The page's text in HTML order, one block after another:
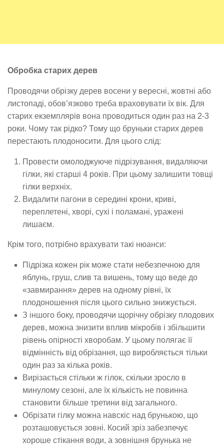
Обробка старих дерев
Проводячи обрізку дерев восени у вересні, жовтні або
листопаді, обов’язково треба враховувати їх вік. Для
старих екземплярів вона проводиться один раз на 2-3
роки. Чому так рідко? Тому що бруньки старих дерев
перестають плодоносити. Для цього слід:
Провести омолоджуюче підрізування, видаляючи
гілки, які старші 4 років. При цьому залишити товщі
гілки верхніх.
Видалити пагони в середині крони, криві,
переплетені, хворі, сухі і поламані, уражені
лишаєм.
Крім того, потрібно врахувати такі нюанси:
Підрізка кожен рік може стати небезпечною для
яблунь, груш, слив та вишень, тому що веде до
«завмирання» дерев на одному рівні, їх
плодоношення після цього сильно знижується.
З іншого боку, проводячи щорічну обрізку плодових
дерев, можна знизити вплив мікробів і збільшити
рівень опірності хворобам. У цьому полягає її
відмінність від обрізання, що виробляється тільки
один раз за кілька років.
Вирізається стільки ж гілок, скільки зросло в
минулому сезоні, але їх кількість не повинна
становити більше третини від загального.
Обрізати гілку можна навскіс над брунькою, що
розташовується зовні. Косий зріз забезпечує
хороше стікання води, а зовнішня брунька не